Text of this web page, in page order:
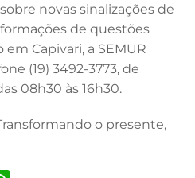
novas sinalizações de
de questões
Capivari, a SEMUR
(19) 3492-3773, de
08h30 às 16h30.
o presente,